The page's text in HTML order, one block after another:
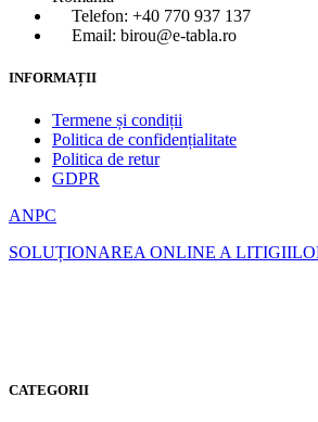
Telefon: +40 770 937 137
Email: birou@e-tabla.ro
INFORMAȚII
Termene și condiții
Politica de confidențialitate
Politica de retur
GDPR
ANPC
SOLUȚIONAREA ONLINE A
CATEGORII